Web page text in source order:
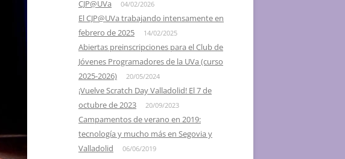
VALLADOLID, EL 24 DE MAYO
2013 – II SCRATCH DAY
VALLADOLID, EL 18 DE MAYO
VALLADOLID, 26 DE MAYO
2012 – I SCRATCH DAY SEGOVIA Y
PALENCIA
CJP@UVa
04/02/2026
El CJP@UVa trabajando intensamente en
febrero de 2025
14/02/2025
Abiertas preinscripciones para el Club de
Jóvenes Programadores de la UVa (curso
2025-2026)
20/05/2024
¡Vuelve Scratch Day Valladolid! El 7 de
octubre de 2023
20/09/2023
Campamentos de verano en 2019:
tecnología y mucho más en Segovia y
Valladolid
06/06/2019